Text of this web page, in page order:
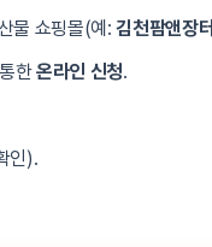
물 쇼핑몰(예:김천팜앤장터
한온라인 신청.
인).